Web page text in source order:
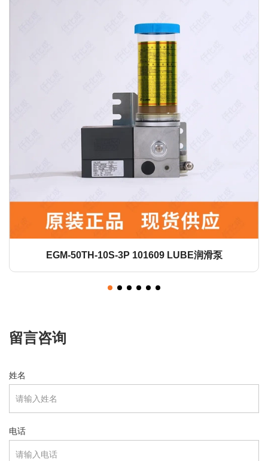
LHL-X100-7 700ml 249137 LUBE润滑脂
留言咨询
姓名
电话